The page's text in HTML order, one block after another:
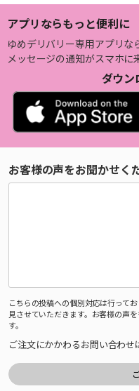
アプリならもっと便利に
ゆめデリバリー専用アプリな
メッセージの通知がスマホに
ダウン
お客様の声をお聞かせく
こちらの投稿への個別対応は行って
見させていただきます。お客様の声
す。
ご注文にかかわるお問い合わせ